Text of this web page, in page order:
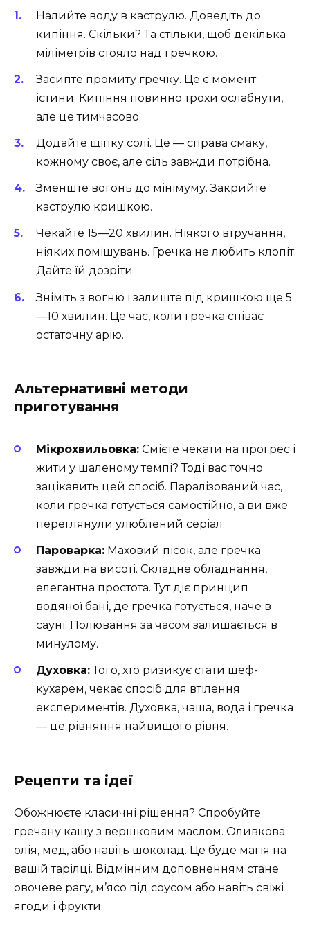
Налийте воду в каструлю. Доведіть до
кипіння. Скільки? Та стільки, щоб декілька
міліметрів стояло над гречкою.
Засипте промиту гречку. Це є момент
істини. Кипіння повинно трохи ослабнути,
але це тимчасово.
Додайте щіпку солі. Це — справа смаку,
кожному своє, але сіль завжди потрібна.
Зменште вогонь до мінімуму. Закрийте
каструлю кришкою.
Чекайте 15—20 хвилин. Ніякого втручання,
ніяких помішувань. Гречка не любить клопіт.
Дайте їй дозріти.
Зніміть з вогню і залиште під кришкою ще 5
—10 хвилин. Це час, коли гречка співає
остаточну арію.
Альтернативні методи
приготування
Мікрохвильовка: Смієте чекати на прогрес і
жити у шаленому темпі? Тоді вас точно
зацікавить цей спосіб. Паралізований час,
коли гречка готується самостійно, а ви вже
переглянули улюблений серіал.
Пароварка: Маховий пісок, але гречка
завжди на висоті. Складне обладнання,
елегантна простота. Тут діє принцип
водяної бані, де гречка готується, наче в
сауні. Полювання за часом залишається в
минулому.
Духовка:Того, хто ризикує стати шеф-
кухарем, чекає спосіб для втілення
експериментів. Духовка, чаша, вода і гречка
— це рівняння найвищого рівня.
Рецепти та ідеї
Обожнюєте класичні рішення? Спробуйте
гречану кашу з вершковим маслом. Оливкова
олія, мед, або навіть шоколад. Це буде магія на
вашій тарілці. Відмінним доповненням стане
овочеве рагу, м’ясо під соусом або навіть свіжі
ягоди і фрукти.